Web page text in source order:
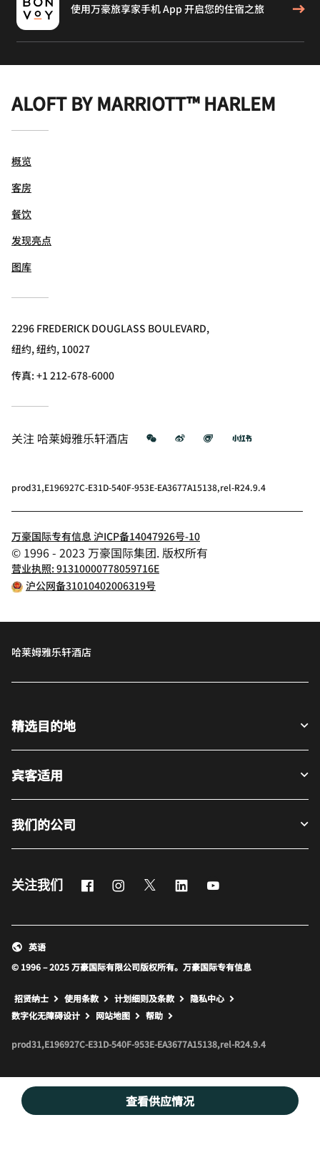
查看供应情况
使用万豪旅享家手机 App 开启您的住宿之旅
ALOFT BY MARRIOTT™ HARLEM
概览
客房
餐饮
发现亮点
图库
2296 FREDERICK DOUGLASS BOULEVARD,
纽约, 纽约, 10027
传真:+1 212-678-6000
关注 哈莱姆雅乐轩酒店 微信 微博 飞猪 小红书
prod31,E196927C-E31D-540F-953E-EA3677A15138,rel-R24.9.4
万豪国际专有信息 沪ICP备14047926号-10
© 1996 - 2023 万豪国际集团. 版权所有
营业执照: 91310000778059716E
沪公网备31010402006319号
哈莱姆雅乐轩酒店
精选目的地
宾客适用
我们的公司
关注我们 FacebookInstagram
Twitter LinkedIn
© 1996 – 2025 万豪国际有限公司版权所有。万豪国际专有信息
英语
招贤纳士 使用条款 计划细则及条款
隐私中心
数字化无障碍设计
网站地图 打开新窗口
帮助
prod31,E196927C-E31D-540F-953E-EA3677A15138,rel-R24.9.4